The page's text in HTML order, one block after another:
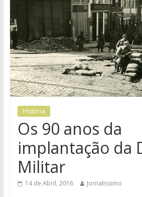
História
Os 90 anos da
implantação da
Militar
14 de Abril, 2016 Jornalissimo